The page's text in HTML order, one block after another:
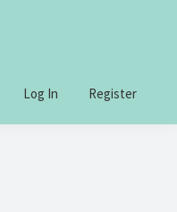
Log In Register